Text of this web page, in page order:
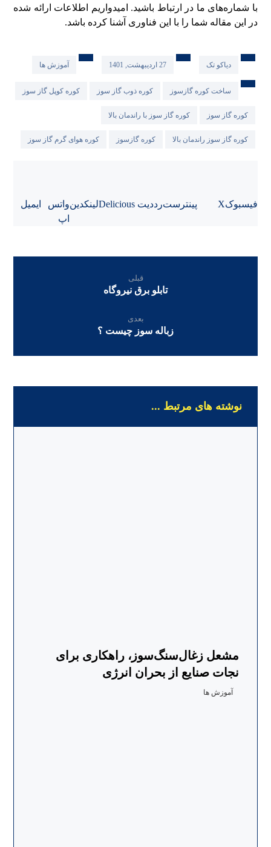
با شماره‌های ما در ارتباط باشید. ‌امیدواریم اطلاعات ارائه شده
در این مقاله شما را با این فناوری آشنا کرده باشد.
دیاکو تک 27 اردیبهشت, 1401 آموزش ها
ساخت کوره گازسوز کوره ذوب گاز سوز کوره کوپل گاز سوز
کوره گاز سوز کوره گاز سوز با راندمان بالا
کوره گاز سوز راندمان بالا کوره گازسوز کوره هوای گرم گاز سوز
فیسبوکX پینترسترددیت Deliciousلینکدینواتس
اپ
ایمیل
قبلی
تابلو برق نیروگاه
بعدی
زباله سوز چیست ؟
نوشته های مرتبط ...
مشعل زغال‌سنگ‌سوز، راهکاری برای
نجات صنایع از بحران انرژی
آموزش ها